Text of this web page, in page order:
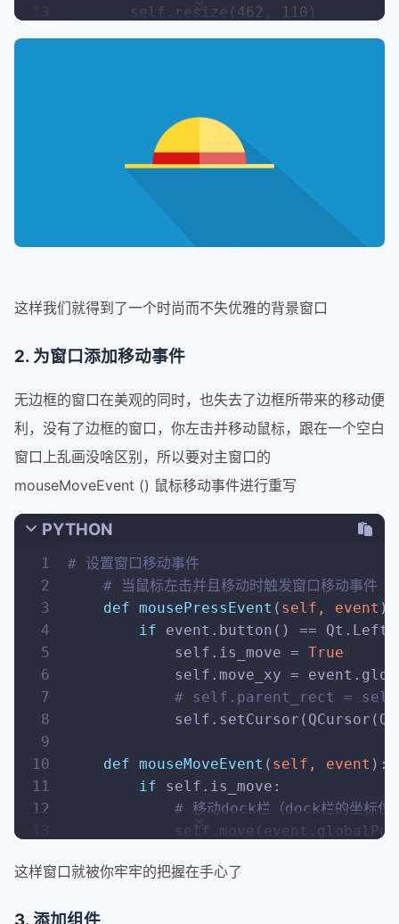
14
26
28
29
30
32
33
34
36
38
39
40
41
42
43
44
45
46
       self.resize(
462 110 )
        painter_path = QPainterPath()
            self.fill_color.setAlpha(
# 圆角
self.painter_rect =
        self._rect = self.rect()
        self._rect.setLeft(
15
        self._rect.setTop(
15
        self.painter_rect.begin(self)
这样我们就得到了一个时尚而不失优雅的背景窗口
2. 为窗口添加移动事件
无边框的窗口在美观的同时，也失去了边框所带来的移动便
利，没有了边框的窗口，你左击并移动鼠标，跟在一个空白
窗口上乱画没啥区别，所以要对主窗口的
mouseMoveEvent () 鼠标移动事件进行重写
PYTHON
1
2
3
4
5
6
7
8
9
10
11
12
15
17
# 设置窗口移动事件
# 当鼠标左击并且移动时触发窗口移动事件
def mousePressEvent ( self, event ):
if event.button() ==
            self.is_move =
True
self.move_xy =
# self.parent_rect =
def mouseMoveEvent ( self, event ):
if self.is_move:
# 移动dock栏（dock栏的坐标位
def mouseReleaseEvent
这样窗口就被你牢牢的把握在手心了
3. 添加组件